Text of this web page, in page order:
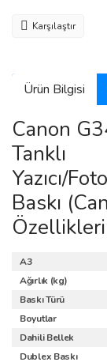
Karşılaştır
Ürün Bilgisi
Canon
Tanklı
Yazıcı/
Baskı
Özellikleri
A3
Ağırlık (kg)
Baskı Türü
Boyutlar
Dahili Bellek
Dublex Baskı